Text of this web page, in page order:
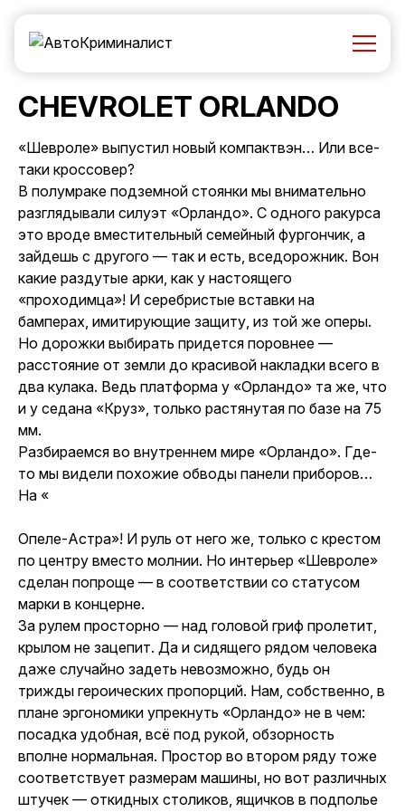
CHEVROLET ORLANDO
«Шевроле» выпустил новый компактвэн… Или все-
таки кроссовер?
В полумраке подземной стоянки мы внимательно
разглядывали силуэт «Орландо». С одного ракурса
это вроде вместительный семейный фургончик, а
зайдешь с другого — так и есть, вседорожник. Вон
какие раздутые арки, как у настоящего
«проходимца»! И серебристые вставки на
бамперах, имитирующие защиту, из той же оперы.
Но дорожки выбирать придется поровнее —
расстояние от земли до красивой накладки всего в
два кулака. Ведь платформа у «Орландо» та же, что
и у седана «Круз», только растянутая по базе на 75
мм.
Разбираемся во внутреннем мире «Орландо». Где-
то мы видели похожие обводы панели приборов…
На «
Опеле-Астра»! И руль от него же, только с крестом
по центру вместо молнии. Но интерьер «Шевроле»
сделан попроще — в соответствии со статусом
марки в концерне.
За рулем просторно — над головой гриф пролетит,
крылом не зацепит. Да и сидящего рядом человека
даже случайно задеть невозможно, будь он
трижды героических пропорций. Нам, собственно, в
плане эргономики упрекнуть «Орландо» не в чем:
посадка удобная, всё под рукой, обзорность
вполне нормальная. Простор во втором ряду тоже
соответствует размерам машины, но вот различных
штучек — откидных столиков, ящичков в подполье